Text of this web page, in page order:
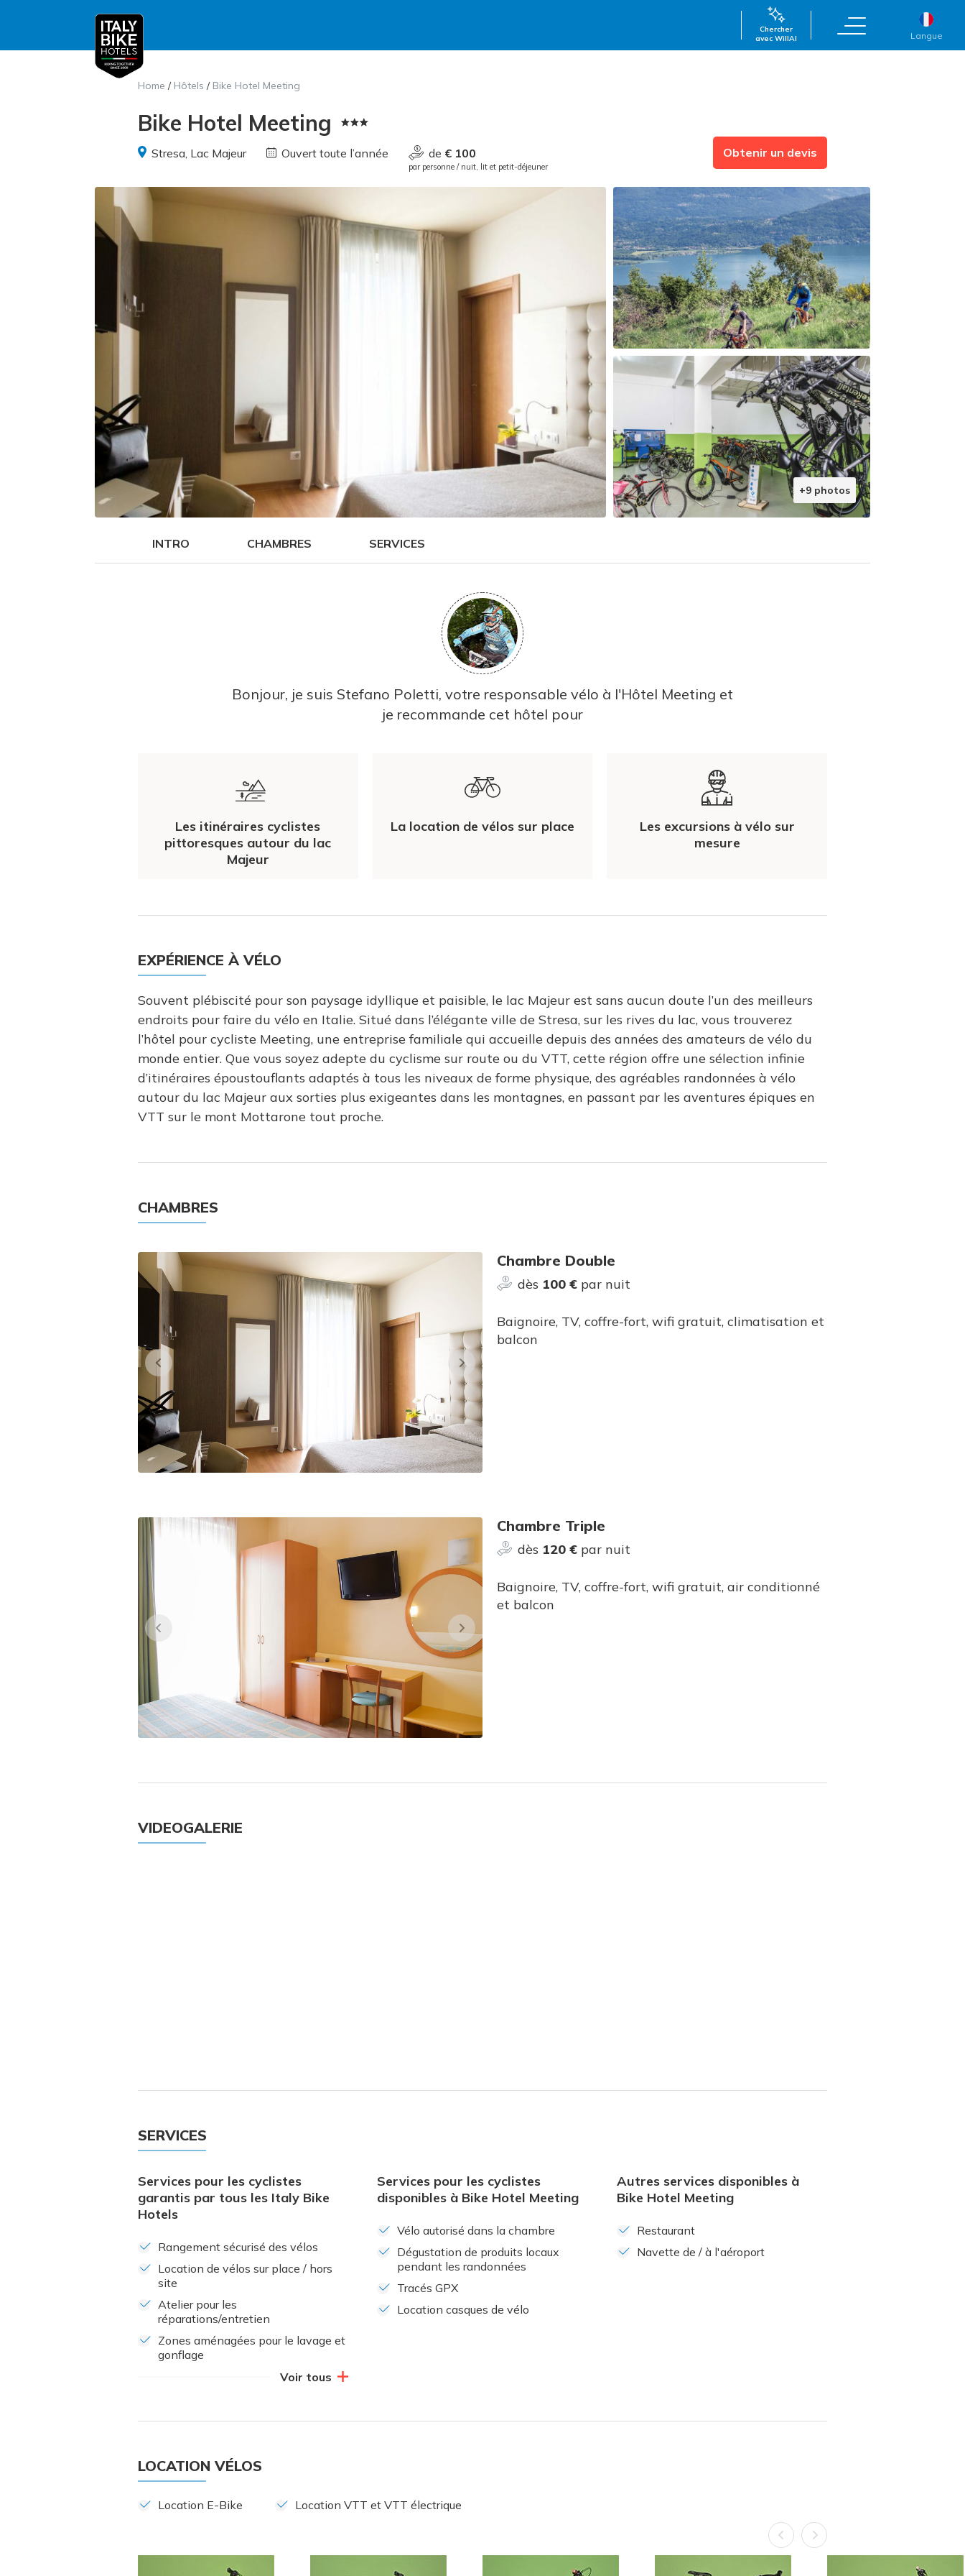
Chercher
avec WillAI
Langue
Home / Hôtels / Bike Hotel Meeting
Bike Hotel Meeting
Stresa, Lac Majeur Ouvert toute l’année de € 100
par personne / nuit, lit et petit-déjeuner
Obtenir un devis
+9 photos
INTRO CHAMBRES SERVICES
Bonjour, je suis Stefano Poletti, votre responsable vélo à l'Hôtel Meeting et
je recommande cet hôtel pour
Les itinéraires cyclistes
pittoresques autour du lac
Majeur
La location de vélos sur place
Les excursions à vélo sur
mesure
EXPÉRIENCE À VÉLO
Souvent plébiscité pour son paysage idyllique et paisible, le lac Majeur est sans aucun doute l’un des meilleurs
endroits pour faire du vélo en Italie. Situé dans l’élégante ville de Stresa, sur les rives du lac, vous trouverez
l’hôtel pour cycliste Meeting, une entreprise familiale qui accueille depuis des années des amateurs de vélo du
monde entier. Que vous soyez adepte du cyclisme sur route ou du VTT, cette région offre une sélection infinie
d’itinéraires époustouflants adaptés à tous les niveaux de forme physique, des agréables randonnées à vélo
autour du lac Majeur aux sorties plus exigeantes dans les montagnes, en passant par les aventures épiques en
VTT sur le mont Mottarone tout proche.
CHAMBRES
Chambre Double
dès 100 € par nuit
Baignoire, TV, coffre-fort, wifi gratuit, climatisation et
balcon
Chambre Triple
dès 120 € par nuit
Baignoire, TV, coffre-fort, wifi gratuit, air conditionné
et balcon
VIDEOGALERIE
SERVICES
Services pour les cyclistes
garantis par tous les Italy Bike
Hotels
Rangement sécurisé des vélos
Location de vélos sur place / hors
site
Atelier pour les
réparations/entretien
Zones aménagées pour le lavage et
gonflage
Voir tous
Services pour les cyclistes
disponibles à Bike Hotel Meeting
Vélo autorisé dans la chambre
Dégustation de produits locaux
pendant les randonnées
Tracés GPX
Location casques de vélo
Autres services disponibles à
Bike Hotel Meeting
Restaurant
Navette de / à l'aéroport
LOCATION VÉLOS
Location E-Bike Location VTT et VTT électrique